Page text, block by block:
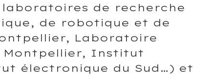
de recherche
de robotique et de
Laboratoire
Montpellier, Institut
électronique du Sud…) et